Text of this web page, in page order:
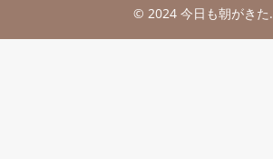
© 2024 今日も朝がきた.